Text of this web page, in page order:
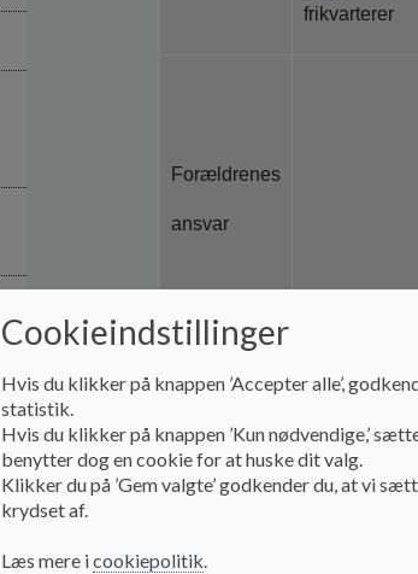
frikvarterer
Forældrenes
ansvar
Cookieindstillinger
Hvis du klikker på knappen ’Accepter alle’,
statistik.
Hvis du klikker på knappen ’Kun nødvendige,’
benytter dog en cookie for at huske dit valg.
Klikker du på ’Gem valgte’ godkender du, at vi
krydset af.
Læs mere icookiepolitik.